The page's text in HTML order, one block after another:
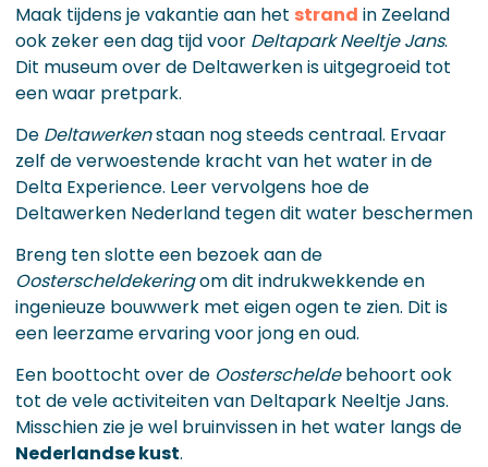
Maak tijdens je vakantie aan het strand in Zeeland
ook zeker een dag tijd voor Deltapark Neeltje Jans.
Dit museum over de Deltawerken is uitgegroeid tot
een waar pretpark.
De Deltawerkenstaan nog steeds centraal. Ervaar
zelf de verwoestende kracht van het water in de
Delta Experience. Leer vervolgens hoe de
Deltawerken Nederland tegen dit water beschermen
Breng ten slotte een bezoek aan de
Oosterscheldekeringom dit indrukwekkende en
ingenieuze bouwwerk met eigen ogen te zien. Dit is
een leerzame ervaring voor jong en oud.
Een boottocht over de Oosterscheldebehoort ook
tot de vele activiteiten van Deltapark Neeltje Jans.
Misschien zie je wel bruinvissen in het water langs de
Nederlandse kust.